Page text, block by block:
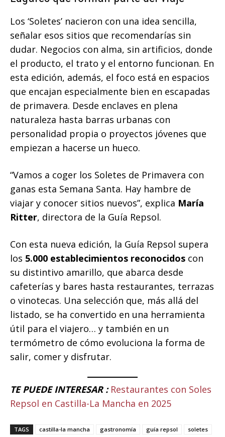
Los ‘Soletes’ nacieron con una idea sencilla,
señalar esos sitios que recomendarías sin
dudar. Negocios con alma, sin artificios, donde
el producto, el trato y el entorno funcionan. En
esta edición, además, el foco está en espacios
que encajan especialmente bien en escapadas
de primavera. Desde enclaves en plena
naturaleza hasta barras urbanas con
personalidad propia o proyectos jóvenes que
empiezan a hacerse un hueco.
“Vamos a coger los Soletes de Primavera con
ganas esta Semana Santa. Hay hambre de
viajar y conocer sitios nuevos”, explica María
Ritter, directora de la Guía Repsol.
Con esta nueva edición, la Guía Repsol supera
los 5.000 establecimientos reconocidos con
su distintivo amarillo, que abarca desde
cafeterías y bares hasta restaurantes, terrazas
o vinotecas. Una selección que, más allá del
listado, se ha convertido en una herramienta
útil para el viajero… y también en un
termómetro de cómo evoluciona la forma de
salir, comer y disfrutar.
TE PUEDE INTERESAR : Restaurantes con Soles
Repsol en Castilla-La Mancha en 2025
TAGS castilla-la mancha gastronomía guía repsol soletes